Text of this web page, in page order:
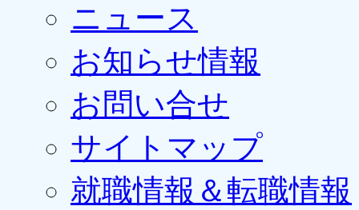
ニュース
お知らせ情報
お問い合せ
サイトマップ
就職情報＆転職情報